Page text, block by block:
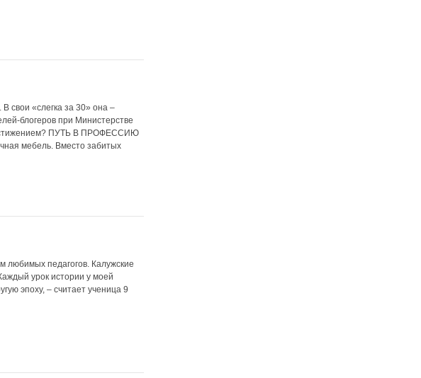
свои «слегка за 30» она –
блогеров при Министерстве
ПУТЬ В ПРОФЕССИЮ
мебель. Вместо забитых
любимых педагогов. Калужские
урок истории у моей
эпоху, – считает ученица 9